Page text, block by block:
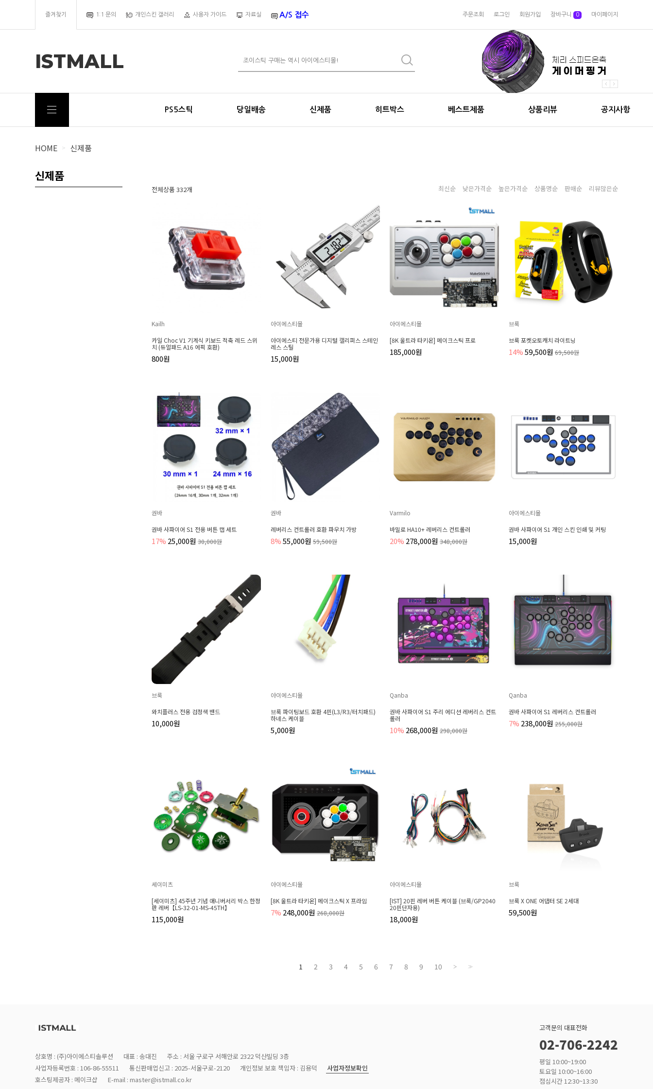
즐겨찾기 1:1 문의 개인스킨 갤러리 사용자 가이드 자료실 A/S 접수 주문조회 로그인 회원가입 장바구니 0 마이페이지
ISTMALL
PS5스틱 당일배송 신제품 히트박스 베스트제품 상품리뷰 공지사항
HOME > 신제품
신제품
전체상품 332개 최신순 낮은가격순 높은가격순 상품명순 판매순 리뷰많은순
Kailh
카일 Choc V1 기계식 키보드 적축 레드 스위
치 (듀얼패드 A16 에픽 호환)
800원
아이에스티몰
아이에스티 전문가용 디지털 캘리퍼스 스테인
레스 스틸
15,000원
아이에스티몰
[8K 울트라 타키온] 메이크스틱 프로
185,000원
브룩
브룩 포켓오토캐치 라이트닝
14%59,500원 69,500원
권바
권바 사파이어 S1 전용 버튼 캡 세트
17% 25,000원 30,000원
권바
레버리스 컨트롤러 호환 파우치 가방
8%55,000원 59,500원
Varmilo
바밀로 HA10+ 레버리스 컨트롤러
20% 278,000원 348,000원
아이에스티몰
권바 사파이어 S1 개인 스킨 인쇄 및 커팅
15,000원
브룩
와치플러스 전용 검정색 밴드
10,000원
아이에스티몰
브룩 파이팅보드 호환 4핀(L3/R3/터치패드)
하네스 케이블
5,000원
Qanba
권바 사파이어 S1 주리 에디션 레버리스 컨트
롤러
10% 268,000원 298,000원
Qanba
권바 사파이어 S1 레버리스 컨트롤러
7% 238,000원 255,000원
세이미츠
[세이미츠] 45주년 기념 애니버서리 박스 한정
판 레버【LS-32-01-MS-45TH】
115,000원
아이에스티몰
[8K 울트라 타키온] 메이크스틱 X 프라임
7% 248,000원 268,000원
아이에스티몰
[IST] 20핀 레버 버튼 케이블 (브룩/GP2040
20핀단자용)
18,000원
브룩
브룩 X ONE 어댑터 SE 2세대
59,500원
1 2 3 4 5 6 7 8 9 10 > >>
상호명 : (주)아이에스티솔루션 대표 : 송대진
주소 : 서울 구로구 서해안로 2322 덕산빌딩 3층
사업자등록번호 : 106-86-55511
통신판매업신고 : 2025-서울구로-2120 개인정보 보호 책임자 : 김용덕
사업자정보확인
호스팅제공자 : 메이크샵
E-mail : master@istmall.co.kr
고객문의 대표전화
02-706-2242
평일 10:00~19:00
토요일 10:00~16:00
점심시간 12:30~13:30